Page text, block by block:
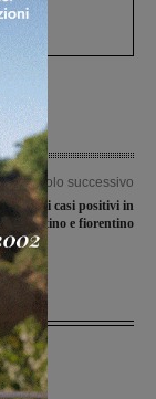
Articolo successivo
i nuovi casi positivi in
aretino e fiorentino